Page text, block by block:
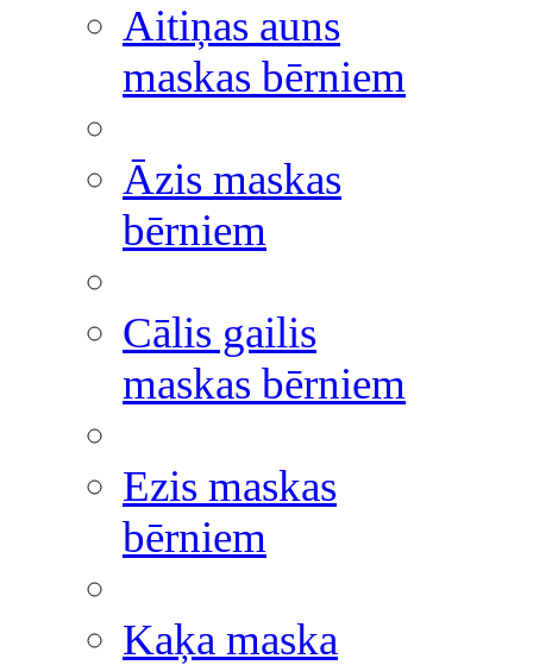
Aitiņas auns
maskas bērniem
Āzis maskas
bērniem
Cālis gailis
maskas bērniem
Ezis maskas
bērniem
Kaķa maska